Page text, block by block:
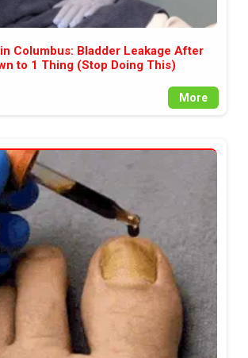
Columbus: Bladder Leakage After
to 1 Thing (Stop Doing This)
More